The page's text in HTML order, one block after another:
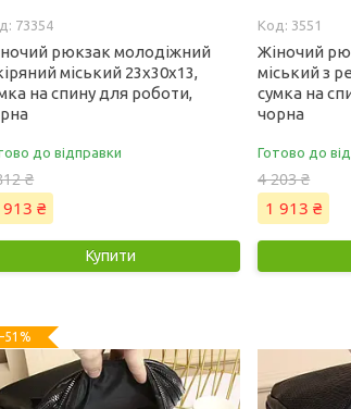
73354
рюкзак молодіжний
міський 23х30х13,
на спину для роботи,
до відправки
₴
913 ₴
Купити
3551
Жіночий
міський з
сумка на
чорна
Готово до
4 203 ₴
1 913 ₴